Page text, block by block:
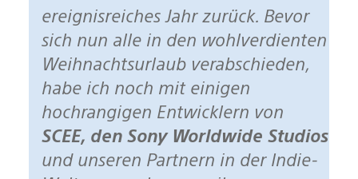
ereignisreiches Jahr zurück. Bevor
sich nun alle in den wohlverdienten
Weihnachtsurlaub verabschieden,
habe ich noch mit einigen
hochrangigen Entwicklern von
SCEE, den Sony Worldwide Studios
und unseren Partnern in der Indie-